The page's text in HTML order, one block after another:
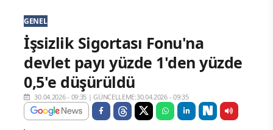
GENEL
İşsizlik Sigortası Fonu'na
devlet payı yüzde 1'den yüzde
0,5'e düşürüldü
30.04.2026 - 09:35 |GÜNCELLEME:30.04.2026 - 09:35